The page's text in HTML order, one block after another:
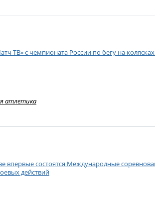
ТВ» с чемпионата России по бегу на
атлетика
состоятся Международные
действий